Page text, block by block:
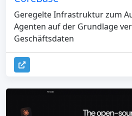
Geregelte Infrastruktur zum
Agenten auf der Grundlage
Geschäftsdaten